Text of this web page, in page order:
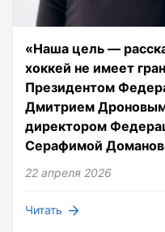
«Наша цель —
хоккей не имеет
Президентом
Дмитрием
директором
Серафимой
22 апреля 2026
Читать